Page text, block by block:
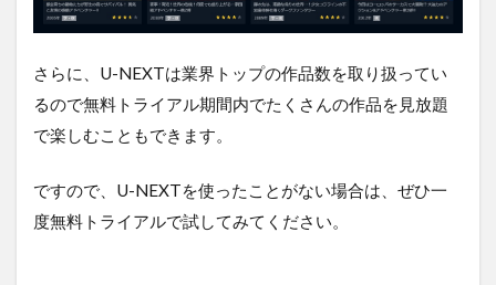
さらに、U-NEXTは業界トップの作品数を取り扱ってい
るので無料トライアル期間内でたくさんの作品を見放題
で楽しむこともできます。
ですので、U-NEXTを使ったことがない場合は、ぜひ一
度無料トライアルで試してみてください。